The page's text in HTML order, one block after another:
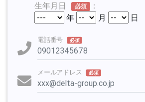
生年月日 必須
：
年
月 日
電話番号 必須
メールアドレス 必須